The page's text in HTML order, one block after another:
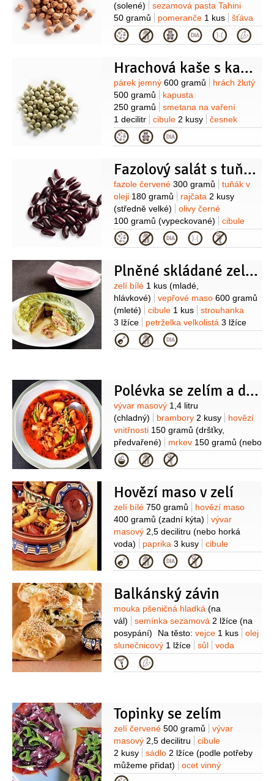
(solené)
sezamová pasta Tahini
50 gramů
pomeranče 1 kus
šťáva
citronová1 lžíce
česnek
2 stroužky
sůl
Kategorie
Hrachová kaše s kapustou
Suroviny
párek jemný 600 gramů
hrách žlutý
500 gramů
kapusta
250 gramů
smetana na vaření
1 decilitr
cibule 2 kusy
česnek
2 stroužky
olej slunečnicový
pšeničná hladká1 lžíce sůl
Kategorie
Fazolový salát s tuňákem
Suroviny
fazole červené 300 gramů
tuňák v
oleji 180 gramů rajčata 2 kusy
(středně velké)
olivy černé
100 gramů (vypeckované)
cibule
červená1 kus
paprika žlutá
1 kus
česnek2 stroužky
olej olivový
(plochá, krájená)
Kategorie
Plněné skládané zelí s mletým masem
Suroviny
zelí bílé 1 kus (mladé,
hlávkové)
vepřové maso 600 gramů
(mleté)
cibule 1 kus
strouhanka
3 lžíce
petrželka velkolistá 3 lžíce
(najemno nasekaná)
2 lžíce
hořčice dijonská
Kategorie
Polévka se zelím a dršťkami
Suroviny
vývar masový 1,4 litru
(chladný)
brambory 2 kusy
hovězí
vnitřnosti 150 gramů (dršťky,
předvařené)
mrkev 150 gramů (nebo
jiná kořenová zelenina)
120 gramů
cibule1 kus
fazole
cherry4 kusy máslo 1 lžíce
Kategorie
Hovězí maso v zelí
Suroviny
zelí bílé 750 gramů
hovězí maso
400 gramů (zadní kýta)
vývar
masový 2,5 decilitru (nebo horká
voda)
paprika 3 kusy
cibule
1 kus
rajčátka cherry6 kusů
slunečnicový3 lžíce
česnek
(mletá)
Kategorie
Balkánský závin
Suroviny
mouka pšeničná hladká (na
vál)
semínka sezamová 2 lžíce (na
posypání)
Na těsto: vejce 1 kus
olej
slunečnicový 1 lžíce sůl
voda
1,25 decilitru
pšeničná hladká250 gramů Na
300 gramů
strouhanka
2 hrsti
cibulka lahůdková
2 kusy
česnek2 stroužky Na
potření: vejce1 kus
olej slunečnicový
1 lžíce
Kategorie
Topinky se zelím
Suroviny
zelí červené 500 gramů
vývar
masový 2,5 decilitru
cibule
2 kusy
sádlo 2 lžíce (podle potřeby
můžeme přidat)
ocet vinný
2 lžíce